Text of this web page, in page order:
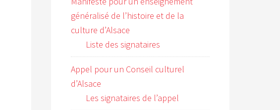
généralisé de l’histoire et de la
culture d’Alsace
Liste des signataires
Appel pour un Conseil culturel
d’Alsace
Les signataires de l’appel